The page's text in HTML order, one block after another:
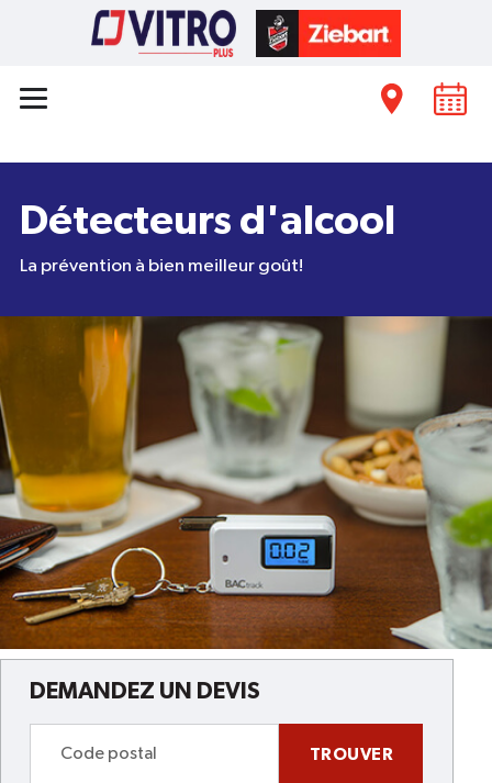
Détecteurs d'alcool
La prévention à bien meilleur goût!
DEMANDEZ UN DEVIS
TROUVER